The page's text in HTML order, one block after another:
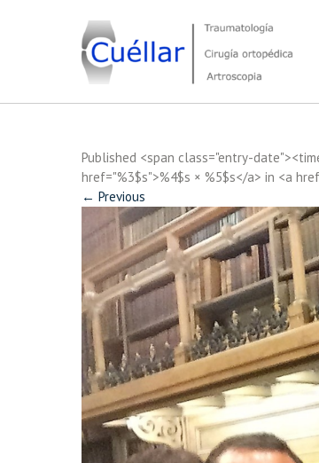
Traumatología, Cirugía ortopédica y
Published <span class="entry-
href="%3$s">%4$s × %5$s</a> in <a
← Previous